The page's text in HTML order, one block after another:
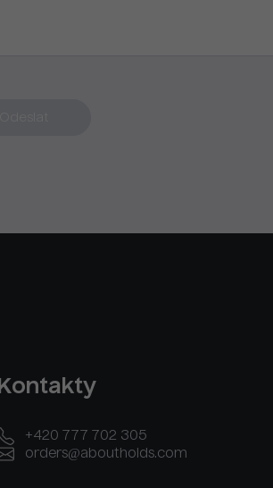
Kontakty
+420 777 702 305
orders@aboutholds.com